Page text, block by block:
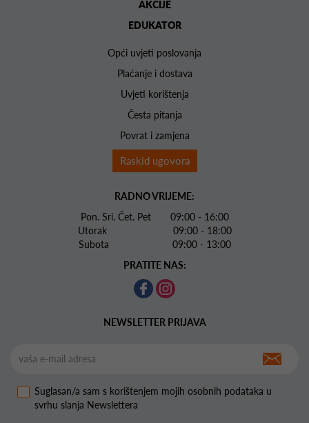
AKCIJE
EDUKATOR
Opći uvjeti poslovanja
Plaćanje i dostava
Uvjeti korištenja
Česta pitanja
Povrat i zamjena
Raskid ugovora
RADNO VRIJEME:
Pon. Sri. Čet. Pet 09:00 - 16:00
Utorak 09:00 - 18:00
Subota 09:00 - 13:00
PRATITE NAS:
NEWSLETTER PRIJAVA
Suglasan/a sam s korištenjem mojih osobnih podataka u
svrhu slanja Newslettera